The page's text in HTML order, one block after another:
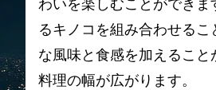
わいを楽しむことができま
るキノコを組み合わせるこ
な風味と食感を加えること
料理の幅が広がります。